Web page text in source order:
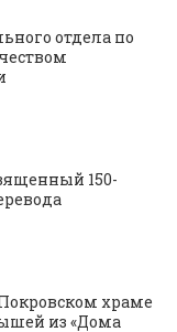
отдела по
150-
храме
из «Дома